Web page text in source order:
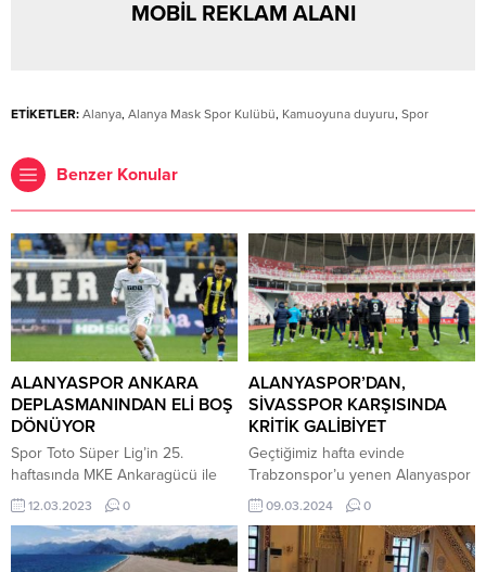
MOBİL REKLAM ALANI
ETİKETLER: Alanya, Alanya Mask Spor Kulübü, Kamuoyuna duyuru, Spor
Benzer Konular
ALANYASPOR ANKARA
DEPLASMANINDAN ELİ BOŞ
DÖNÜYOR
Spor Toto Süper Lig’in 25.
haftasında MKE Ankaragücü ile
Corendon Alanyaspor karşılaştı.
Mücadeleyi ev sahibi ekip 2-0
kazandı. Ankaragücü, Ali Sowe’un
18. dakikada attığı golle ilk yarıyı 1-
12.03.2023 0
ALANYASPOR’DAN,
SİVASSPOR KARŞISINDA
KRİTİK GALİBİYET
Geçtiğimiz hafta evinde
Trabzonspor’u yenen Alanyaspor
bu hafta da Sivasspor
deplasmanından 3 puan alarak
düşme hattından uzaklaştı.
Trendyol Süper Lig’in 29.
09.03.2024 0